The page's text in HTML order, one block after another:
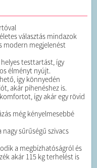
választás mindazok
modern megjelenést
testtartást, így
élményt nyújt.
így könnyedén
akár pihenéshez is.
így akár egy rövid
még kényelmesebbé
sűrűségű szivacs
a megbízhatóságról és
akár 115 kg terhelést is